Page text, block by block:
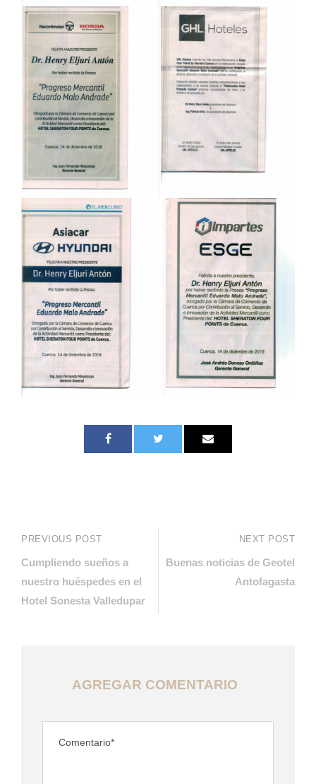
PREVIOUS POST
Cumpliendo sueños a
nuestro huéspedes en el
Hotel Sonesta Valledupar
NEXT POST
Buenas noticias de Geotel
Antofagasta
AGREGAR COMENTARIO